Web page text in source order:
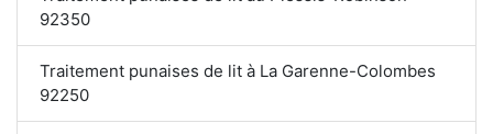
92350
Traitement punaises de lit à La Garenne-Colombes
92250